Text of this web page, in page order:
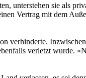
unterstehen sie als
Vertrag mit dem
verhinderte.
verletzt wurde.